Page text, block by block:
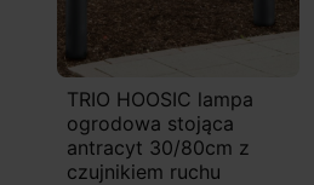
TRIO HOOSIC lampa
ogrodowa stojąca
antracyt 30/80cm z
czujnikiem ruchu